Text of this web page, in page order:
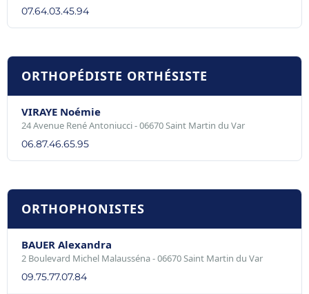
07.64.03.45.94
ORTHOPÉDISTE ORTHÉSISTE
VIRAYE Noémie
24 Avenue René Antoniucci - 06670 Saint Martin du Var
06.87.46.65.95
ORTHOPHONISTES
BAUER Alexandra
2 Boulevard Michel Malausséna - 06670 Saint Martin du Var
09.75.77.07.84